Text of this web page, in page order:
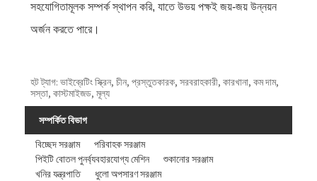
সহযোগিতামূলক সম্পর্ক স্থাপন করি, যাতে উভয় পক্ষই জয়-জয় উন্নয়ন
অর্জন করতে পারে।
হট ট্যাগ: ভাইব্রেটিং স্ক্রিন, চীন, প্রস্তুতকারক, সরবরাহকারী, কারখানা, কম দাম,
সস্তা, কাস্টমাইজড, মূল্য
সম্পর্কিত বিভাগ
বিচ্ছেদ সরঞ্জাম
পরিবাহক সরঞ্জাম
পিইটি বোতল পুনর্ব্যবহারযোগ্য মেশিন
শুকানোর সরঞ্জাম
খনির যন্ত্রপাতি
ধুলো অপসারণ সরঞ্জাম